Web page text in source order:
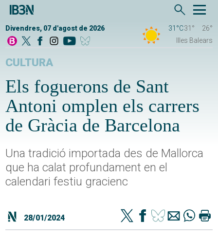
Divendres, 07 d'agost de 2026 31°C31°
26°
Illes Balears
CULTURA
Els foguerons de Sant
Antoni omplen els carrers
de Gràcia de Barcelona
Una tradició importada des de Mallorca
que ha calat profundament en el
calendari festiu gracienc
28/01/2024